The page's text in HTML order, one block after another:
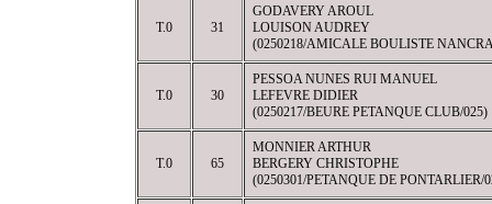
T.0 31
GODAVERY AROUL
LOUISON AUDREY
(0250218/AMICALE BOULISTE
T.0 30
PESSOA NUNES RUI MANUEL
LEFEVRE DIDIER
(0250217/BEURE PETANQUE CLUB/025)
T.0 65
MONNIER ARTHUR
BERGERY CHRISTOPHE
(0250301/PETANQUE DE PONTARLIER/